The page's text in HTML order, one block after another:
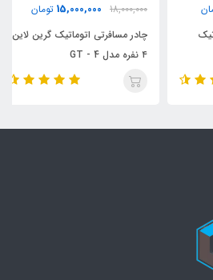
18,000,000
15,000,000 تومان
چادر مسافرتی اتوماتیک گرین لاین